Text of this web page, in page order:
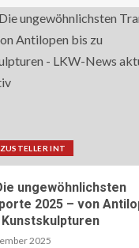
Sperrung
Fahrtrichtung Brig
Baugewerbe begrüsst
Einigung
INT
ungewöhnlichsten
2025 – von
Kunstskulpturen
2025